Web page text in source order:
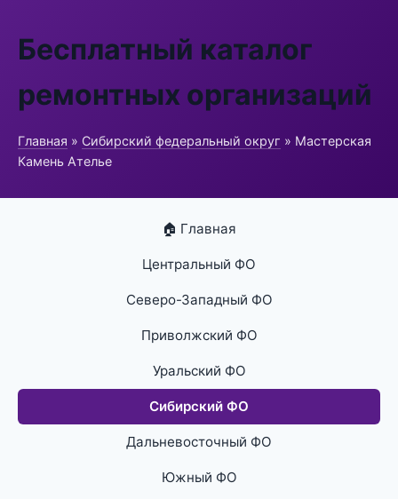
Бесплатный каталог
ремонтных организаций
Главная » Сибирский федеральный округ » Мастерская
Камень Ателье
🏠 Главная
Центральный ФО
Северо-Западный ФО
Приволжский ФО
Уральский ФО
Сибирский ФО
Дальневосточный ФО
Южный ФО